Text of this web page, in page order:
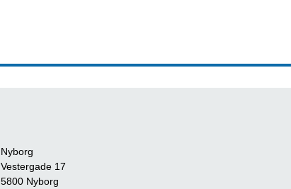
Nyborg
Vestergade 17
5800 Nyborg